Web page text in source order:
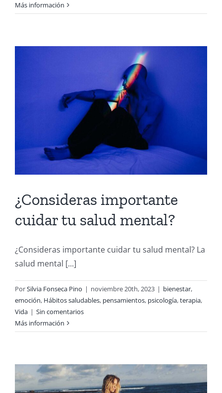
Más información
¿Consideras importante
cuidar tu salud mental?
¿Consideras importante cuidar tu salud mental? La
salud mental [...]
PorSilvia Fonseca Pino | noviembre 20th, 2023 | bienestar,
emoción, Hábitos saludables, pensamientos, psicología,terapia,
Vida | Sin comentarios
Más información